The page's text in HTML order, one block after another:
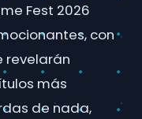
Fest 2026
con
revelarán
más
de nada,